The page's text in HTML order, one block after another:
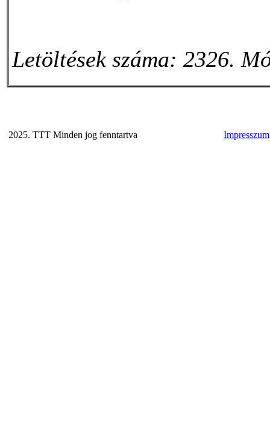
Letöltések száma: 2326.
2025. TTT Minden jog fenntartva Impresszum